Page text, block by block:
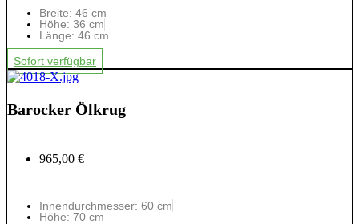
Breite: 46 cm
Höhe: 36 cm
Länge: 46 cm
Sofort verfügbar
Barocker Ölkrug
965,00 €
Innendurchmesser: 60 cm
Höhe: 70 cm